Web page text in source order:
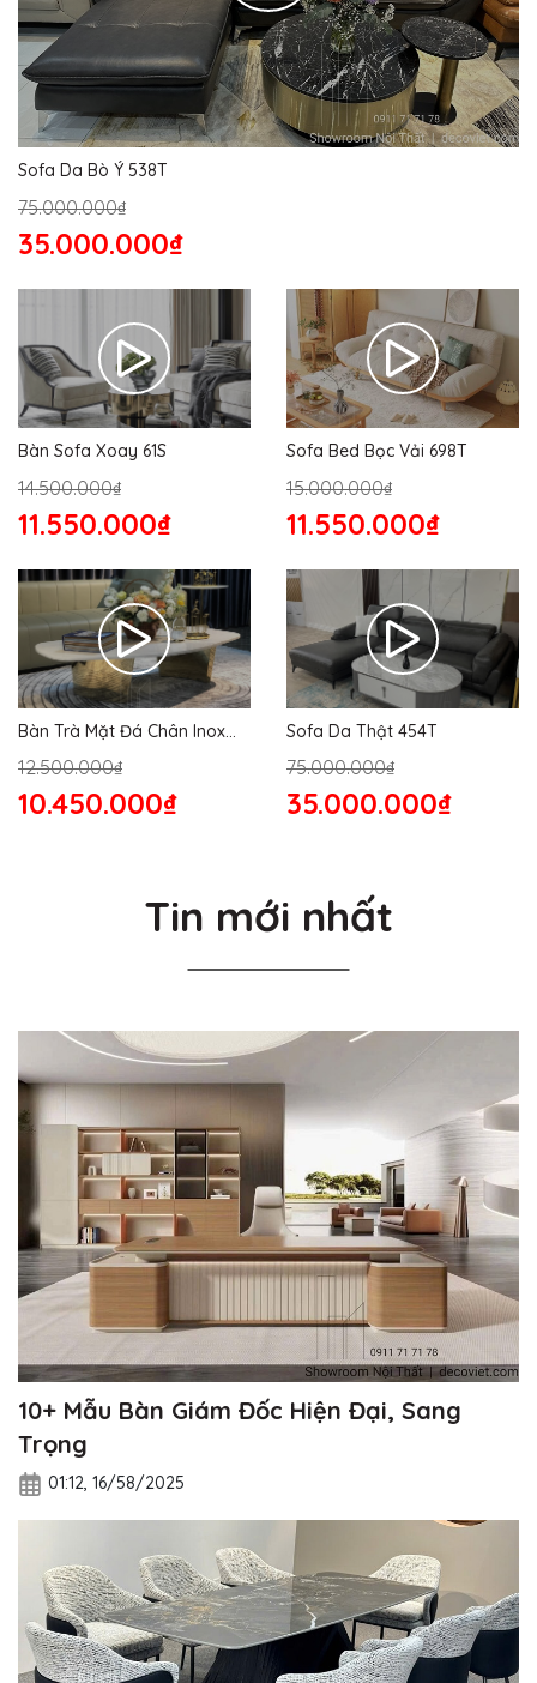
Sofa Da Bò Ý 538T
75.000.000₫
35.000.000₫
Bàn Sofa Xoay 61S
14.500.000₫
11.550.000₫
Sofa Bed Bọc Vải 698T
15.000.000₫
11.550.000₫
Bàn Trà Mặt Đá Chân Inox
12.500.000₫
10.450.000₫
Sofa Da Thật 454T
75.000.000₫
35.000.000₫
Tin mới nhất
10+ Mẫu Bàn Giám Đốc Hiện Đại, Sang
Trọng
01:12, 16/58/2025